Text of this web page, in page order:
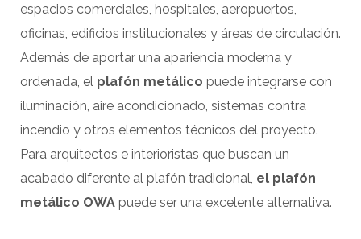
espacios comerciales, hospitales, aeropuertos,
oficinas, edificios institucionales y áreas de circulación.
Además de aportar una apariencia moderna y
ordenada, el plafón metálico puede integrarse con
iluminación, aire acondicionado, sistemas contra
incendio y otros elementos técnicos del proyecto.
Para arquitectos e interioristas que buscan un
acabado diferente al plafón tradicional, el plafón
metálico OWA puede ser una excelente alternativa.